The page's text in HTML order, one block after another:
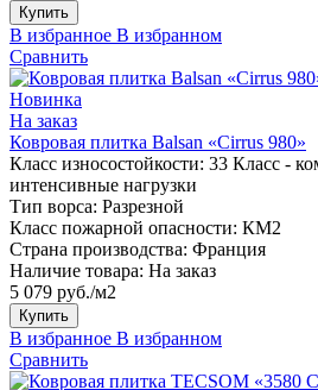
Купить
В избранное В избранном
Сравнить
Новинка
На заказ
Ковровая плитка Balsan «Cirrus 980»
Класс износостойкости: 33 Класс -
интенсивные нагрузки
Тип ворса: Разрезной
Класс пожарной опасности: КМ2
Страна производства: Франция
Наличие товара: На заказ
5 079 руб./м2
Купить
В избранное В избранном
Сравнить